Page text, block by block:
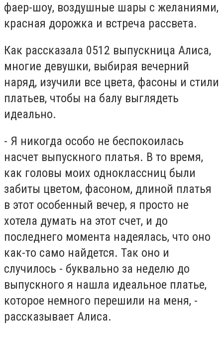
фаер-шоу, воздушные шары с желаниями,
красная дорожка и встреча рассвета.
Как рассказала 0512 выпускница Алиса,
многие девушки, выбирая вечерний
наряд, изучили все цвета, фасоны и стили
платьев, чтобы на балу выглядеть
идеально.
- Я никогда особо не беспокоилась
насчет выпускного платья. В то время,
как головы моих одноклассниц были
забиты цветом, фасоном, длиной платья
в этот особенный вечер, я просто не
хотела думать на этот счет, и до
последнего момента надеялась, что оно
как-то само найдется. Так оно и
случилось - буквально за неделю до
выпускного я нашла идеальное платье,
которое немного перешили на меня, -
рассказывает Алиса.